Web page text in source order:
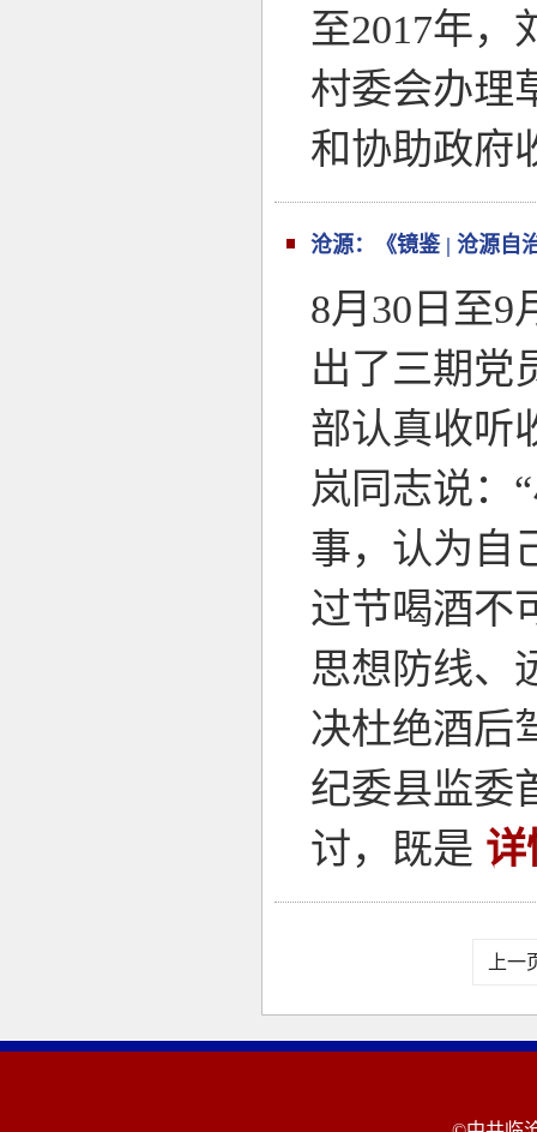
至2017年，
村委会办理
和协助政府
沧源：《镜鉴 | 沧源自
8月30日至9
出了三期党
部认真收听
岚同志说：
事，认为自
过节喝酒不
思想防线、
决杜绝酒后
纪委县监委
讨，既是 详
上一